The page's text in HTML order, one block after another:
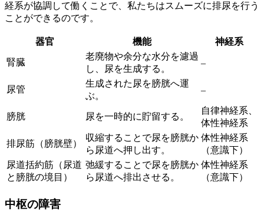
経系が協調して働くことで、私たちはスムーズに排尿を行う
ことができるのです。
器官 機能 神経系
腎臓
老廃物や余分な水分を濾過
し、尿を生成する。
–
尿管
生成された尿を膀胱へ運
ぶ。
–
膀胱 尿を一時的に貯留する。
自律神経系、
体性神経系
排尿筋（膀胱壁）
収縮することで尿を膀胱か
ら尿道へ押し出す。
体性神経系
（意識下）
尿道括約筋（尿道
と膀胱の境目）
弛緩することで尿を膀胱か
ら尿道へ排出させる。
体性神経系
（意識下）
中枢の障害